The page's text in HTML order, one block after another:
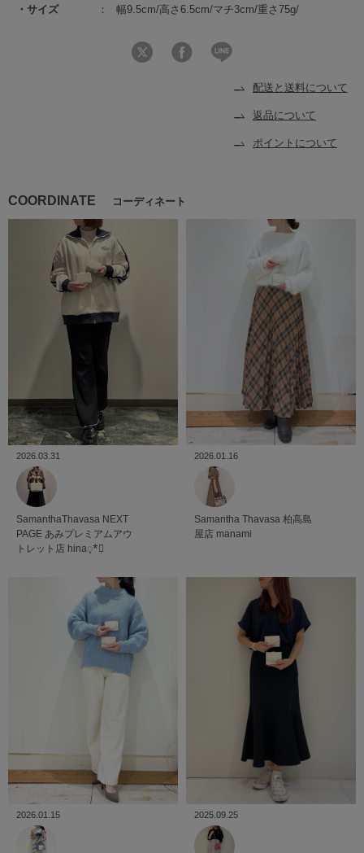
サイズ 幅9.5cm/高さ6.5cm/マチ3cm/重さ75g/
配送と送料について
返品について
ポイントについて
COORDINATE コーディネート
2026.03.31
SamanthaThavasa NEXT
PAGE あみプレミアムアウ
トレット店 hina◌̥*⃝̣
2026.01.16
Samantha Thavasa 柏高島
屋店 manami
2026.01.15 2025.09.25